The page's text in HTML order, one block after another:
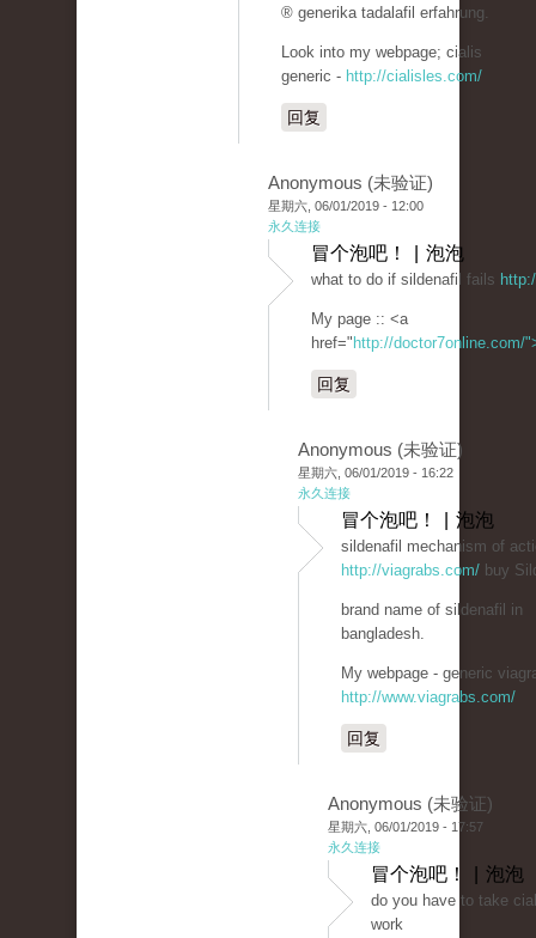
® generika tadalafil erfahrung.
Look into my webpage; cialis
generic - http://cialisles.com/
回复
Anonymous (未验证)
星期六, 06/01/2019 - 12:00
永久连接
冒个泡吧！ | 泡泡
what to do if sildenafil fails
My page :: <a
href=" http://doctor7online.com/
回复
Anonymous (未验证)
星期六, 06/01/2019 - 16:22
永久连接
冒个泡吧！ | 泡泡
sildenafil mechanism of
http://viagrabs.com/ buy
brand name of sildenafil in
bangladesh.
My webpage - generic
http://www.viagrabs.com/
回复
Anonymous (未验证)
星期六, 06/01/2019 - 17:57
永久连接
冒个泡吧！ | 泡泡
do you have to take
work